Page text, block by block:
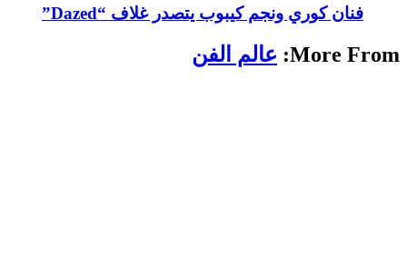
فنان كوري ونجم كيبوب يتصدر غلاف “Dazed”
More From: عالم الفن